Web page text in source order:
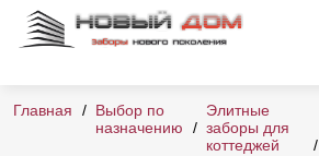
Главная
Выбор по
назначению
Элитные
заборы для
коттеджей